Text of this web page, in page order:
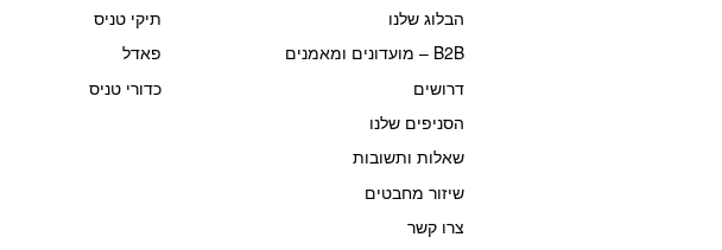
הבלוג שלנו
B2B – מועדונים ומאמנים
דרושים
הסניפים שלנו
שאלות ותשובות
שיזור מחבטים
צרו קשר
תיקי טניס
פאדל
כדורי טניס